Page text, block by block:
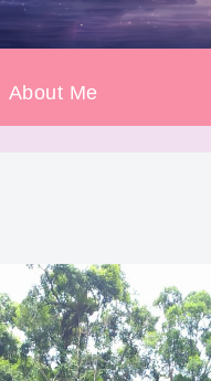
About Me